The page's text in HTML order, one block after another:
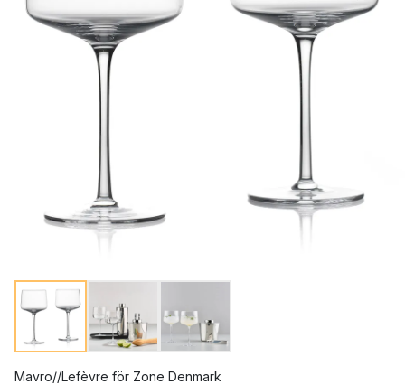
Mavro//Lefèvre för Zone Denmark